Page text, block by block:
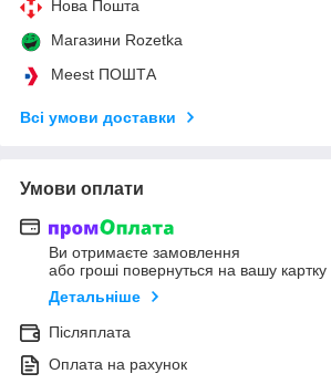
Нова Пошта
Магазини Rozetka
Meest ПОШТА
Всі умови доставки
Умови оплати
Ви отримаєте замовлення
або гроші повернуться на вашу картку
Детальніше
Післяплата
Оплата на рахунок